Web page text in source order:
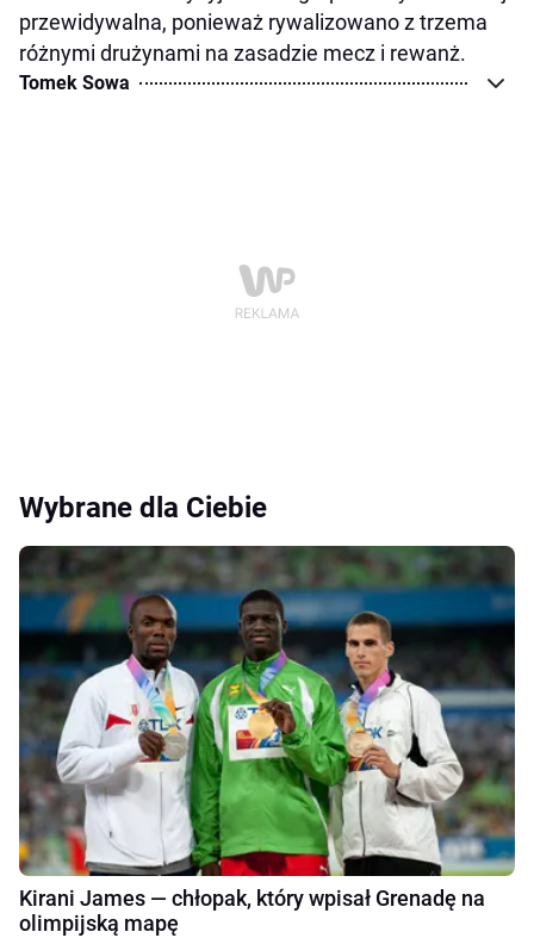
przewidywalna, ponieważ rywalizowano z trzema
różnymi drużynami na zasadzie mecz i rewanż.
Tomek Sowa
Wybrane dla Ciebie
Kirani James — chłopak, który wpisał Grenadę na
olimpijską mapę